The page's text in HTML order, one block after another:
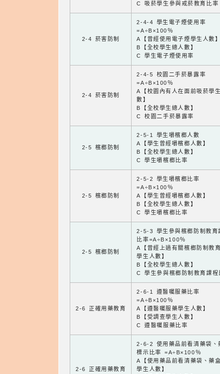
C 吸菸學生參與戒菸教育比率
2-4 菸害防制
2-4-4 學生電子煙使用率
=A÷B×100％
A【曾經使用電子煙學生人數
B【全校學生總人數】
C 學生電子煙使用率
2-4 菸害防制
2-4-5 校園二手菸暴露率
=A÷B×100％
A【校園內有人在面前吸菸學
數】
B【全校學生總人數】
C 校園二手菸暴露率
2-5 檳榔防制
2-5-1 學生嚼檳榔人數
A【學生曾經嚼檳榔人數】
B【全校學生總人數】
C 學生嚼檳榔比率
2-5 檳榔防制
2-5-2 學生嚼檳榔比率
=A÷B×100％
A【學生曾經嚼檳榔人數】
B【全校學生總人數】
C 學生嚼檳榔比率
2-5 檳榔防制
2-5-3 學生參與檳榔防制教育
比率=A÷B×100％
A【曾經上過有關檳榔防制教
學生人數】
B【全校學生總人數】
C 學生參與檳榔防制教育課程
2-6 正確用藥教育
2-6-1 遵醫囑服藥比率
=A÷B×100％
A【遵醫囑服藥學生人數】
B【受調查學生人數】
C 遵醫囑服藥比率
2-6 正確用藥教育
2-6-2 使用藥品前看清藥袋、
標示比率 =A÷B×100％
A【使用藥品前看清藥袋、藥
學生人數】